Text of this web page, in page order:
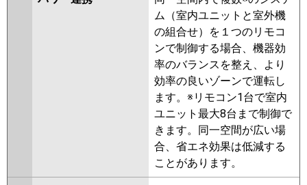
ZRMP80HV
PCZ-ZRMP80KLV
PCZ-ZRMP80KV PCZ-
ZRMP80KLR PCZ-ZRMP80KR
RPC-GP80RGH7 RPC-GP80RGH6
RPC-GP80RGH5 RPCK-GP80RGH4
RPC-GP80RGH4 RPCK-GP80RGH3
RPC-GP80RGH3 RPCK-AP80GH7
RPCK-GP80RGH2 RPC-AP80GH7
RPC-GP80RGH2 RPC-AP80GH6
RPC-GP80RGH1
ム（室内ユニットと室外機
の組合せ）を１つのリモコ
ンで制御する場合、機器効
率のバランスを整え、より
効率の良いゾーンで運転し
ます。※リモコン1台で室内
ユニット最大8台まで制御で
きます。同一空間が広い場
合、省エネ効果は低減する
ことがあります。